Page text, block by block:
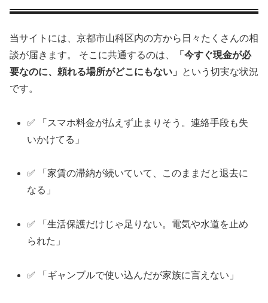
当サイトには、京都市山科区内の方から日々たくさんの相
談が届きます。 そこに共通するのは、
「今すぐ現金が必
要なのに、頼れる場所がどこにもない」
という切実な状況
です。
✅ 「スマホ料金が払えず止まりそう。連絡手段も失
いかけてる」
✅ 「家賃の滞納が続いていて、このままだと退去に
なる」
✅ 「生活保護だけじゃ足りない。電気や水道を止め
られた」
✅ 「ギャンブルで使い込んだが家族に言えない」